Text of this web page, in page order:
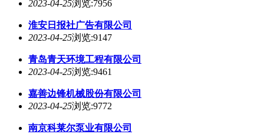
2023-04-25浏览:7956
淮安日报社广告有限公司
2023-04-25浏览:9147
青岛青天环境工程有限公司
2023-04-25浏览:9461
嘉善边锋机械股份有限公司
2023-04-25浏览:9772
南京科莱尔泵业有限公司